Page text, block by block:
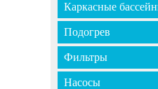
Каркасные
Подогрев
Фильтры
Насосы